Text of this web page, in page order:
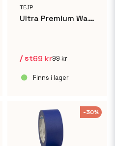
TEJP
Ultra Premium Washi Supertejp - 25mm x 50m
99 kr
69 kr
/ st
Finns i lager
-30%